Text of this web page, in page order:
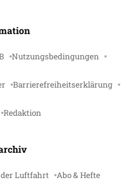
Nutzungsbedingungen
Barrierefreiheitserklärung
Redaktion
Luftfahrt Abo & Hefte